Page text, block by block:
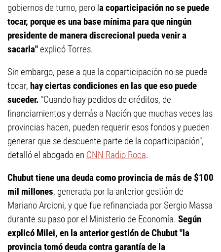
gobiernos de turno, pero la coparticipación no se puede
tocar, porque es una base mínima para que ningún
presidente de manera discrecional pueda venir a
sacarla"explicó Torres.
Sin embargo, pese a que la coparticipación no se puede
tocar, hay ciertas condiciones en las que eso puede
suceder. "Cuando hay pedidos de créditos, de
financiamientos y demás a Nación que muchas veces las
provincias hacen, pueden requerir esos fondos y pueden
generar que se descuente parte de la coparticipación",
detalló el abogado en CNN Radio Roca.
Chubut tiene una deuda como provincia de más de $100
mil millones, generada por la anterior gestión de
Mariano Arcioni, y que fue refinanciada por Sergio Massa
durante su paso por el Ministerio de Economía. Según
explicó Milei, en la anterior gestión de Chubut "la
provincia tomó deuda contra garantía de la